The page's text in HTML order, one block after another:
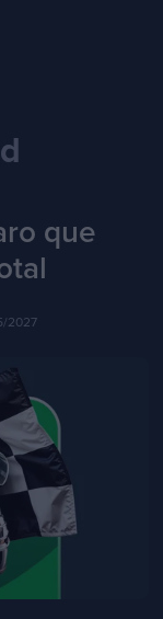
que
2027